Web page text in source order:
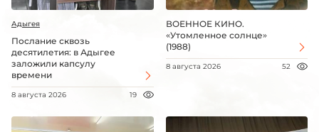
Адыгея
Послание сквозь
десятилетия: в Адыгее
заложили капсулу
времени
8 августа 2026 19
ВОЕННОЕ КИНО.
«Утомленное солнце»
(1988)
8 августа 2026 52